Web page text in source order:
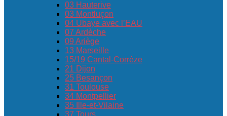
03 Hauterive
03 Montluçon
04 Ubaye avec l’EAU
07 Ardèche
09 Ariège
13 Marseille
15/19 Cantal-Corrèze
21 Dijon
25 Besançon
31 Toulouse
34 Montpellier
35 Ille-et-Vilaine
37 Tours